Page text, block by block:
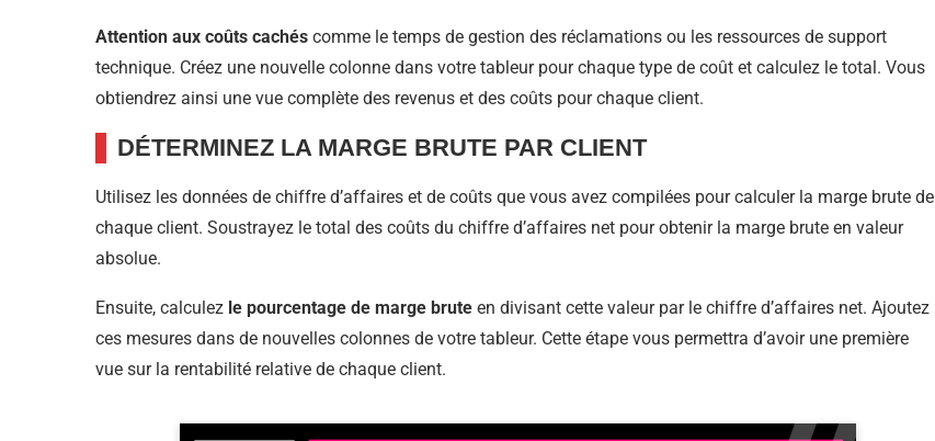
Attention aux coûts cachés comme le temps de gestion des réclamations ou les ressources de support
technique. Créez une nouvelle colonne dans votre tableur pour chaque type de coût et calculez le total. Vous
obtiendrez ainsi une vue complète des revenus et des coûts pour chaque client.
DÉTERMINEZ LA MARGE BRUTE PAR CLIENT
Utilisez les données de chiffre d’affaires et de coûts que vous avez compilées pour calculer la marge brute de
chaque client. Soustrayez le total des coûts du chiffre d’affaires net pour obtenir la marge brute en valeur
absolue.
Ensuite, calculez le pourcentage de marge brute en divisant cette valeur par le chiffre d’affaires net. Ajoutez
ces mesures dans de nouvelles colonnes de votre tableur. Cette étape vous permettra d’avoir une première
vue sur la rentabilité relative de chaque client.